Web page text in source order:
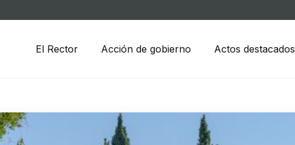
El Rector Acción de gobierno Actos destacados